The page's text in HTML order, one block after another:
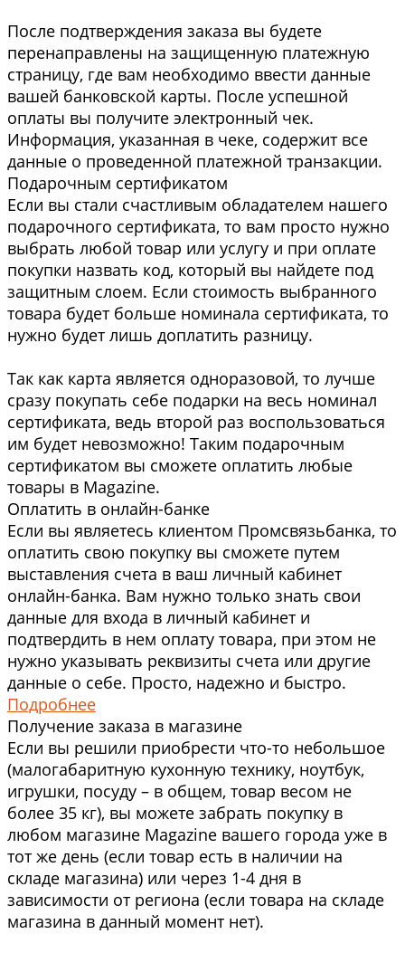
После подтверждения заказа вы будете
перенаправлены на защищенную платежную
страницу, где вам необходимо ввести данные
вашей банковской карты. После успешной
оплаты вы получите электронный чек.
Информация, указанная в чеке, содержит все
данные о проведенной платежной транзакции.
Подарочным сертификатом
Если вы стали счастливым обладателем нашего
подарочного сертификата, то вам просто нужно
выбрать любой товар или услугу и при оплате
покупки назвать код, который вы найдете под
защитным слоем. Если стоимость выбранного
товара будет больше номинала сертификата, то
нужно будет лишь доплатить разницу.
Так как карта является одноразовой, то лучше
сразу покупать себе подарки на весь номинал
сертификата, ведь второй раз воспользоваться
им будет невозможно! Таким подарочным
сертификатом вы сможете оплатить любые
товары в Magazine.
Оплатить в онлайн-банке
Если вы являетесь клиентом Промсвязьбанка, то
оплатить свою покупку вы сможете путем
выставления счета в ваш личный кабинет
онлайн-банка. Вам нужно только знать свои
данные для входа в личный кабинет и
подтвердить в нем оплату товара, при этом не
нужно указывать реквизиты счета или другие
данные о себе. Просто, надежно и быстро.
Подробнее
Получение заказа в магазине
Если вы решили приобрести что-то небольшое
(малогабаритную кухонную технику, ноутбук,
игрушки, посуду – в общем, товар весом не
более 35 кг), вы можете забрать покупку в
любом магазине Magazine вашего города уже в
тот же день (если товар есть в наличии на
складе магазина) или через 1-4 дня в
зависимости от региона (если товара на складе
магазина в данный момент нет).